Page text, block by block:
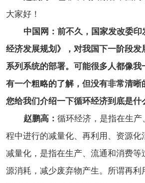
大家好！
中国网：前不久，国家发改委
经济发展规划》，对我国下一阶段发
系列系统的部署。可能很多人都像我
有一个粗略的了解，但没有非常清晰
您给我们介绍一下循环经济到底是什
赵鹏高： 循环经济，是指在生产
程中进行的减量化、再利用、资源化
减量化，是指在生产、流通和消费等
源消耗，减少废弃物产生。所谓再利